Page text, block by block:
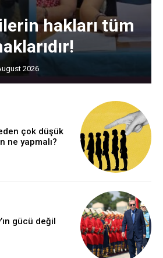
hakları tüm
2026
çok düşük
ne yapmalı?
gücü değil